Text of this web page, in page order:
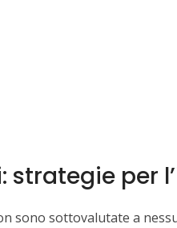
strategie per
sono sottovalutate a